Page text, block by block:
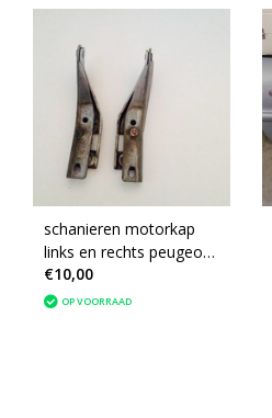
schanieren motorkap
links en rechts peugeot
206
€10,00
OP VOORRAAD